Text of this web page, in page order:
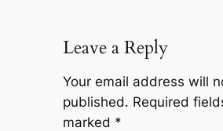
Leave a Reply
Your email address will
published. Required
marked *